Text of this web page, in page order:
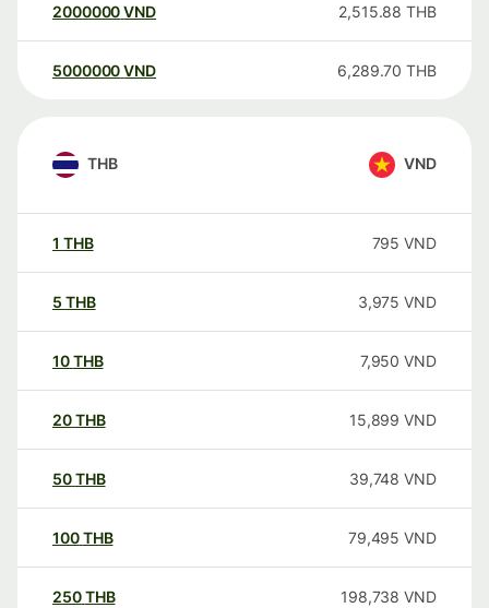
2000000VND 2,515.88 THB
5000000VND 6,289.70 THB
THB VND
1 THB 795 VND
5 THB 3,975 VND
10THB 7,950 VND
20THB 15,899 VND
50THB 39,748 VND
100THB 79,495 VND
250THB 198,738 VND